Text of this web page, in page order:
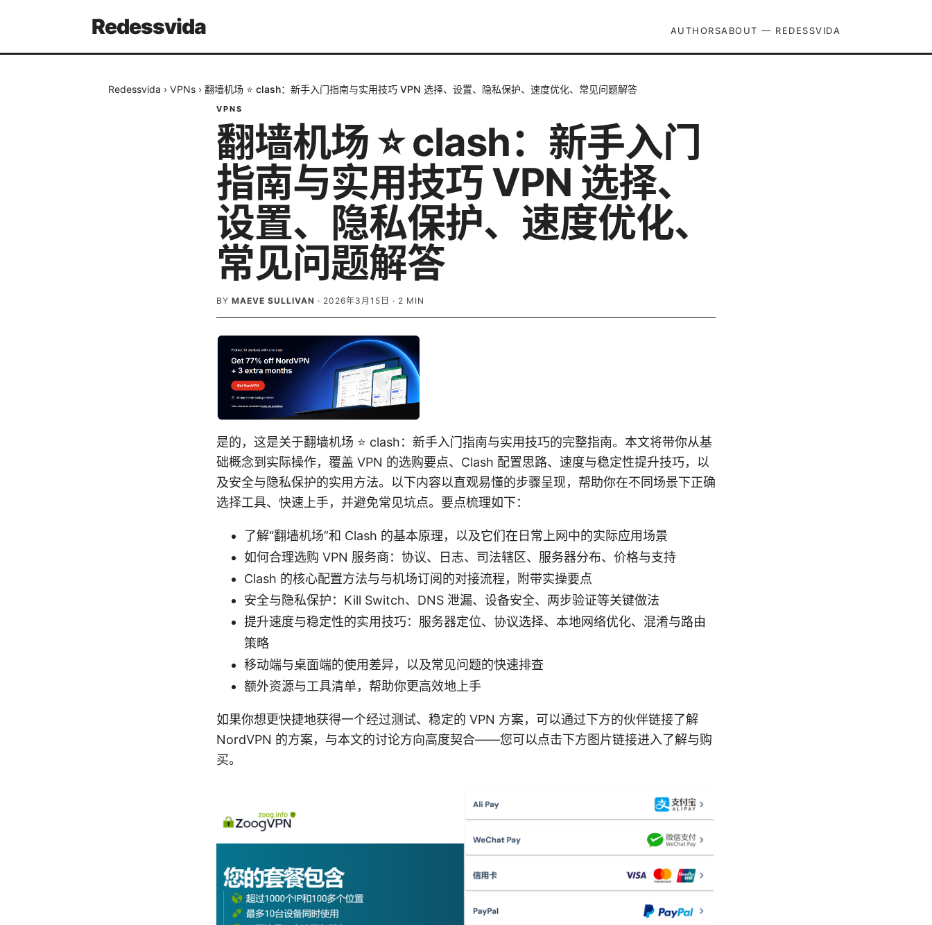
Redessvida AUTHORSABOUT — REDESSVIDA
Redessvida › VPNs › 翻墙机场 ⭐ clash：新手入门指南与实用技巧 VPN 选择、设置、隐私保护、速度优化、常见问题解答
VPNS
翻墙机场 ⭐ clash：新手入门
指南与实用技巧 VPN 选择、
设置、隐私保护、速度优化、
常见问题解答
BY MAEVE SULLIVAN · 2026年3月15日 · 2 MIN
是的，这是关于翻墙机场 ⭐ clash：新手入门指南与实用技巧的完整指南。本文将带你从基
础概念到实际操作，覆盖 VPN 的选购要点、Clash 配置思路、速度与稳定性提升技巧，以
及安全与隐私保护的实用方法。以下内容以直观易懂的步骤呈现，帮助你在不同场景下正确
选择工具、快速上手，并避免常见坑点。要点梳理如下：
了解“翻墙机场”和 Clash 的基本原理，以及它们在日常上网中的实际应用场景
如何合理选购 VPN 服务商：协议、日志、司法辖区、服务器分布、价格与支持
Clash 的核心配置方法与与机场订阅的对接流程，附带实操要点
安全与隐私保护：Kill Switch、DNS 泄漏、设备安全、两步验证等关键做法
提升速度与稳定性的实用技巧：服务器定位、协议选择、本地网络优化、混淆与路由
策略
移动端与桌面端的使用差异，以及常见问题的快速排查
额外资源与工具清单，帮助你更高效地上手
如果你想更快捷地获得一个经过测试、稳定的 VPN 方案，可以通过下方的伙伴链接了解
NordVPN 的方案，与本文的讨论方向高度契合——您可以点击下方图片链接进入了解与购
买。